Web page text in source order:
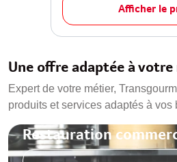
Afficher le
Une offre adaptée à
Expert de votre métier,
produits et services adaptés à vos
Restauration